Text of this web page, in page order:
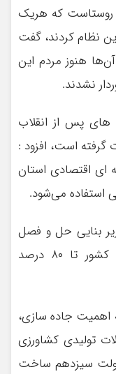
موضوعات استان وجود سه هزار و ۶۰۰ روستاست که هریک
شهید تقدیم این نظام کردند، گفت
هنوز مردم این
نشدند.
های پس از انقلاب
گرفته است، افزود :
ای اقتصادی استان
استفاده می‌شود.
بنایی حل و فصل
شود، سهم مازندران در رونق اقتصاد کشور تا ۸۰ درصد
اهمیت جاده سازی،
تولیدی کشاورزی
دولت سیزدهم ساخت